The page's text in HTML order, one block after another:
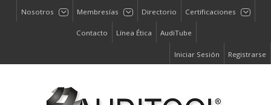
Nosotros Membresías Directorio Certificaciones
Contacto Línea Ética AudiTube
Iniciar Sesión Registrarse